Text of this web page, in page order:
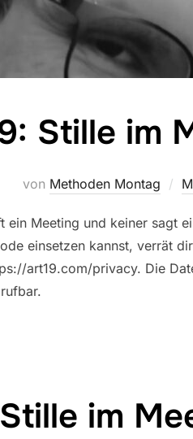
Stille im
von Methoden Montag
ein Meeting und keiner sagt
einsetzen kannst, verrät
art19.com/privacy. Die
Stille im